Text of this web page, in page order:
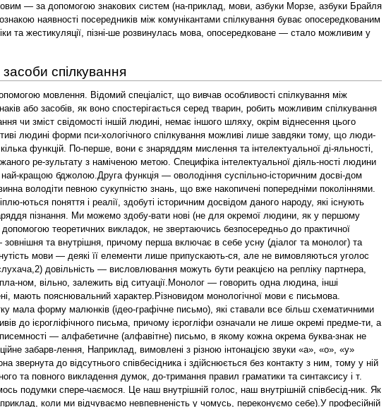
— за допомогою знакових систем (на-приклад, мови, азбуки Морзе, азбуки Брайля
наявності посередників між комунікантами спілкування буває опосередкованим
та жестикуляції, пізні-ше розвинулась мова, опосередковане — стало можливим у
спілкування
може бути повним, якщо суб'єкт не вико-ристовує невербальні його засоби. Невербальне спілкування цінне тим, що воно виявляється, як правило, підсвідоме та мимовільно. Людина «зважує» свої слова, але не може контро-лювати міміку, жести, інтонацію, тембр голосу тощо. Кожен з цих елементів спілкування «сигналізує» співбесіднику про правильність сказаного словами чи «підказує» сумнів у них.«Слова» невербальної мови мають різне значення в різних народів. Наприклад, покачування головою зліва направо для нас означає «ні», для болгар — «так». У спілкуванні на невер-бальному рівні точність досягається лише при врахуванні конкретної ситуації, а також соціального стану та культурно-го рівня партнера. Вона також залежить від ряду чинників, то-му люди по-різному розуміють невербальні сигнали. Напри-клад, жінки більш точно відтворюють значення емоцій та по-чуттів, ніж чоловіки. Високі здібності до розуміння інших у професіоналів, що працюють з людьми (юристів, педагогів, психологів). В останньому випадку ця якість не природжена, а набувається у спілкуванні.Міжособистісний простір (дистанція спілкування) — це суб'єктивний просторовий критерій емоційної близькості людей. Чим у більш близьких стосунках перебувають люди, тим на меншій дистанції вони спілкуються. Експерименталь-не встановлено, що найближче «допускаються» родичі, друзі та близькі знайомі, лікарі.Ця відстань залежить також від віку (з часом вона збільшу-ється), статі, соціального статусу, національних стандартів по-ведінки (уродженці південних країн спілкуються на більш близькій дистанції, ніж північних), психологічних особливо-стей партнерів та інших чинників. Звичайно, жінки стоять чи сидять ближче до співрозмовника, ніж чоловіки. Психологіч-но врівноважені люди підходять ближче, тоді як тривожні на-магаються триматися на віддалі, така ж залежність між екст-раверсією та інтраверсією. Існує зв'язок між «дистанцією роз-мови» та зростом: чим нижчий чоловік, тим далі він прагне знаходитись від співрозмовника, у жінок спостерігається про-тилежна залежність. Пояснення цьому просте: за існуючими соціокультурними нормами в нашому суспільстві чоловік зро-стом повинен бути вищим, тому за рахунок відстані він нама-гається маскувати свій «недолік».Звичайно, люди почувають себе зручно і справляють при-ємне враження, якщо вони вміють правильно вибирати дис-танцію діалогу. Надто близька відстань вносить у стосунки дискомфорт, партнер оцінюється як нав'язливий чи невихо-ваний, надто велика — може ранити самолюбство та гідність, партнер буде сприйматися як гордівливий, пихатий. У міру зростання зацікавленості предметом розмови дистанція може скорочуватися, у тому числі й у випадках, коли людина з більш високим соціальним статусом виходить із-за столу, що виконує роль своєрідного бар'єра, і сідає збоку, ніби демонст-руючи цим довірчий характер розмови. «Життєвий простір» людини залежить від ситуації спілку-вання: виділяють «особистісну дистанцію» — 0,4-1,5 м, «гро-мадську дистанцію» — 1,5-4 м, «відкриту дистанцію» — 4-8 м.Отже, правильно вибрана дистанція може задати тон усій подальшій розмові. Це стосується також і випадків, коли не-обхідно несподівано для співрозмовника збільшити напруже-ність у спілкуванні (наприклад, у слідчій практиці), що дося-гається «вторгненням» в особистісний простір осіб, що про-тидіють установленню істини.Візуальний контакт — частота і тривалість обміну по-глядами, а також те, як люди дивляться один одному у вічі. Ми частіше і довше дивимося на того, хто нам подобається. По-гляд означає не тільки зацікавленість, але й зосередженість на темі розмови, причому значно легше підтримувати візуаль-ний контакт, коли вона приємна, аніж коли конфліктна. В ос-танньому випадку утримування від прямого візуального кон-такту є виявом ввічливості та розуміння емоційного стану партнера по спілкуванню, а настійливий погляд — ознака во-рожості, втручання в особисті переживання.Необхідно враховувати, що про людину, яка дивиться спів-розмовникові у вічі, створюється приємне враження, але по-стійний, пильний погляд заважає зосередитися, викликає від-чуття дискомфорту. Тому погляд потрібно час від часу відво-дити, регулюючи таким чином розмову. Останнє не стосується тих ситуацій, коли працівнику правоохоронних органів по-трібно свідомо збільшити напруженість у спілкуванні (напр